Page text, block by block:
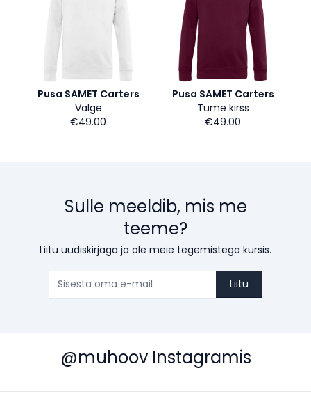
Pusa SAMET Carters
Valge
€49.00
Pusa SAMET Carters
Tume kirss
€49.00
Sulle meeldib, mis me
teeme?
Liitu uudiskirjaga ja ole meie tegemistega kursis.
Liitu
@muhoov Instagramis